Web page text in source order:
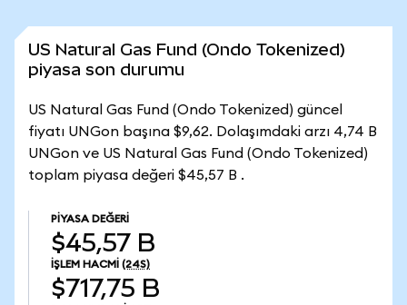
US Natural Gas Fund (Ondo Tokenized)
piyasa son durumu
US Natural Gas Fund (Ondo Tokenized) güncel
fiyatı UNGon başına $9,62. Dolaşımdaki arzı 4,74 B
UNGon ve US Natural Gas Fund (Ondo Tokenized)
toplam piyasa değeri $45,57 B .
PIYASA DEĞERI
$45,57 B
İŞLEM HACMI (24S)
$717,75 B